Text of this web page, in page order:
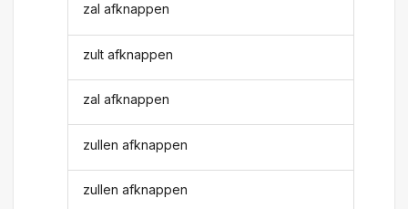
zal afknappen
zult afknappen
zal afknappen
zullen afknappen
zullen afknappen